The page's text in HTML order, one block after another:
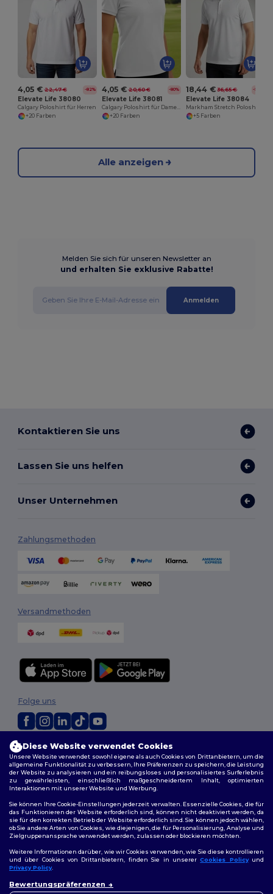
4,05 € 22,47 € -82%
Elevate Life 38080
Calgary Poloshirt für Herren
+20 Farben
4,05 € 20,60 € -80%
Elevate Life 38081
+20 Farben
18,44 € 36,65 € -50%
Elevate Life 38084
+5 Farben
Alle anzeigen
Melden Sie sich für unseren Newsletter an
und erhalten Sie exklusive Rabatte!
Anmelden
Kontaktieren Sie uns
Lassen Sie uns helfen
Unser Unternehmen
Zahlungsmethoden
Versandmethoden
2026. Alle Rechte vorbehalten
Allgemeine Geschäftsbedingungen|Personalisierungsrichtlinien|
Datenschutzbestimmungen|Cookie-Richtlinie |Site Map
Folge uns
Stuttgart | Düsseldorf| Bremen
Diese Website verwendet Cookies
Unsere Website verwendet sowohl eigene als auch Cookies von Drittanbietern, um die
allgemeine Funktionalität zu verbessern, Ihre Präferenzen zu speichern, die Leistung
der Website zu analysieren und ein reibungsloses und personalisiertes Surferlebnis
zu gewährleisten, einschließlich maßgeschneidertem Inhalt, optimierten
Interaktionen mit unserer Website und Werbung.
Sie können Ihre Cookie-Einstellungen jederzeit verwalten. Essenzielle Cookies, die für
das Funktionieren der Website erforderlich sind, können nicht deaktiviert werden, da
sie für den korrekten Betrieb der Website erforderlich sind. Sie können jedoch wählen,
ob Sie andere Arten von Cookies, wie diejenigen, die für Personalisierung, Analyse und
Zielgruppenansprache verwendet werden, zulassen oder blockieren möchten.
Weitere Informationen darüber, wie wir Cookies verwenden, wie Sie diese kontrollieren
und über Cookies von Drittanbietern, finden Sie in unsererCookies Policyund
Privacy Policy.
Bewertungspräferenzen